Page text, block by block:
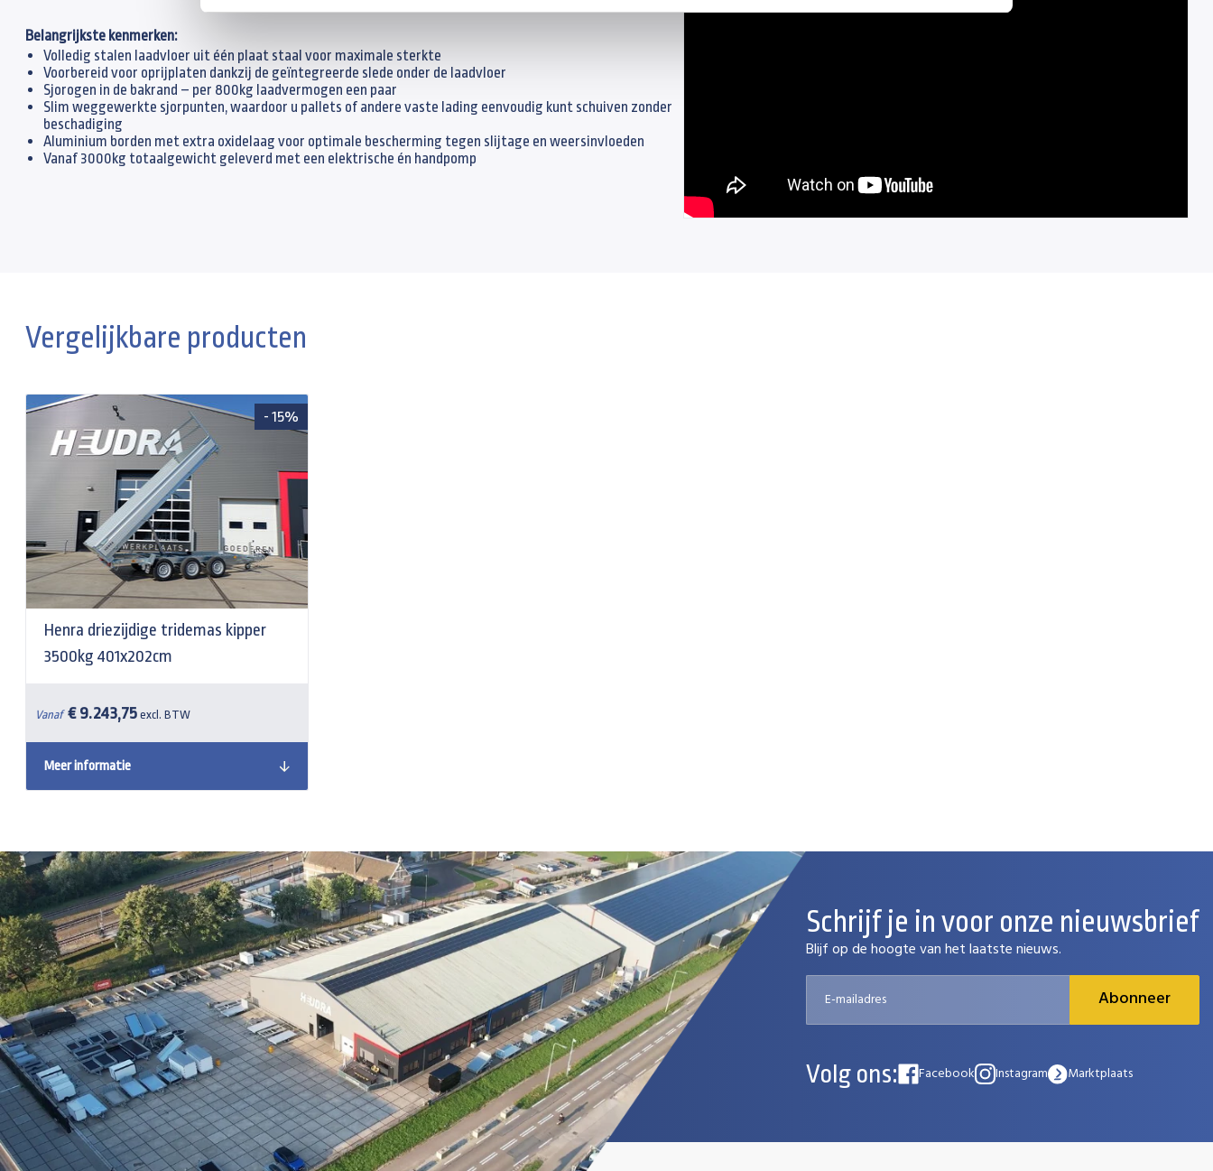
Belangrijkste kenmerken:
Volledig stalen laadvloer uit één plaat staal voor maximale sterkte
Voorbereid voor oprijplaten dankzij de geïntegreerde slede onder de laadvloer
Sjorogen in de bakrand – per 800kg laadvermogen een paar
Slim weggewerkte sjorpunten, waardoor u pallets of andere vaste lading eenvoudig kunt schuiven zonder
beschadiging
Aluminium borden met extra oxidelaag voor optimale bescherming tegen slijtage en weersinvloeden
Vanaf 3000kg totaalgewicht geleverd met een elektrische én handpomp
Vergelijkbare producten
- 15%
Henra driezijdige tridemas kipper
3500kg 401x202cm
Vanaf € 9.243,75 excl. BTW
Meer informatie
Schrijf je in voor onze nieuwsbrief
Blijf op de hoogte van het laatste nieuws.
Abonneer
Volg ons: Facebook Instagram Marktplaats